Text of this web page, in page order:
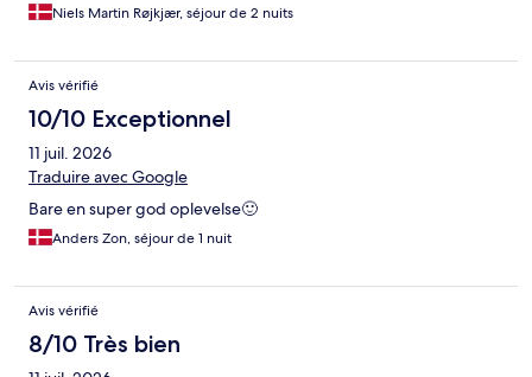
Niels Martin Røjkjær, séjour de 2 nuits
Avis vérifié
10/10 Exceptionnel
11 juil. 2026
Traduire avec Google
Bare en super god oplevelse🙂
Anders Zon, séjour de 1 nuit
Avis vérifié
8/10 Très bien